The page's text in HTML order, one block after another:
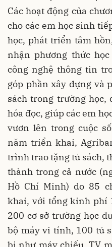
Các hoạt động của
cho các em học sinh
học, phát triển tâm
nhận phương thức
công nghệ thông tin
góp phần xây dựng và
sách trong trường
hóa đọc, giúp các em
vươn lên trong cuộc
năm triển khai,
trình trao tặng tủ sách,
thành trong cả nước
Hồ Chí Minh) do 85
khai, với tổng kinh phí
200 cơ sở trường học
bộ máy vi tính, 100 tủ
bị như máy chiếu, TV